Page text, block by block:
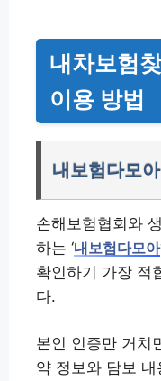
내차보험
이용 방법
내보험다모
손해보험협회와
하는 ‘내보험다모아
확인하기 가장 적
다.
본인 인증만 거치
약 정보와 담보